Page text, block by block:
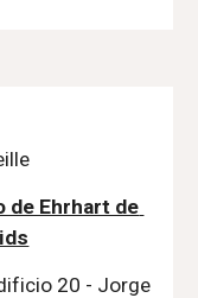
de Ehrhart de
20 - Jorge